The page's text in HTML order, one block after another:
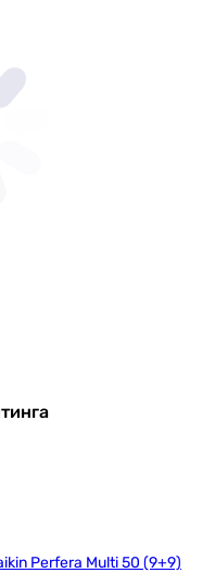
Perfera Multi 50 (9+9)